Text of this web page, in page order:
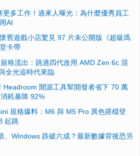
更多工作！過來人曝光：為什麼優秀員工
AI
舊遊戲小店驚見 97 片未公開版《超級瑪
卡帶
格流出：跳過四代改用 AMD Zen 6c 混
全光追時代來臨
Headroom 開源工具幫開發者省下 70 萬
耗暴降 92%
規格爆料：M6 與 M5 Pro 異色搭檔登
起跳
、Windows 跌破六成？最新數據背後恐另